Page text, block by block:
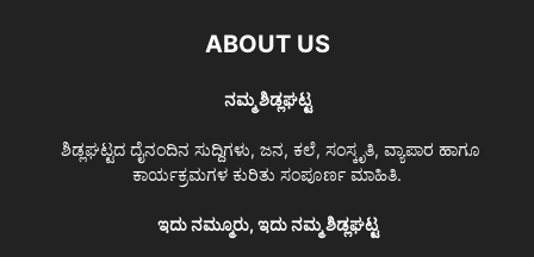
ABOUT US
ನಮ್ಮ ಶಿಡ್ಲಘಟ್ಟ
ಶಿಡ್ಲಘಟ್ಟದ ದೈನಂದಿನ ಸುದ್ದಿಗಳು, ಜನ, ಕಲೆ, ಸಂಸ್ಕೃತಿ, ವ್ಯಾಪಾರ ಹಾಗೂ
ಕಾರ್ಯಕ್ರಮಗಳ ಕುರಿತು ಸಂಪೂರ್ಣ ಮಾಹಿತಿ.
ಇದು ನಮ್ಮೂರು, ಇದು ನಮ್ಮ ಶಿಡ್ಲಘಟ್ಟ